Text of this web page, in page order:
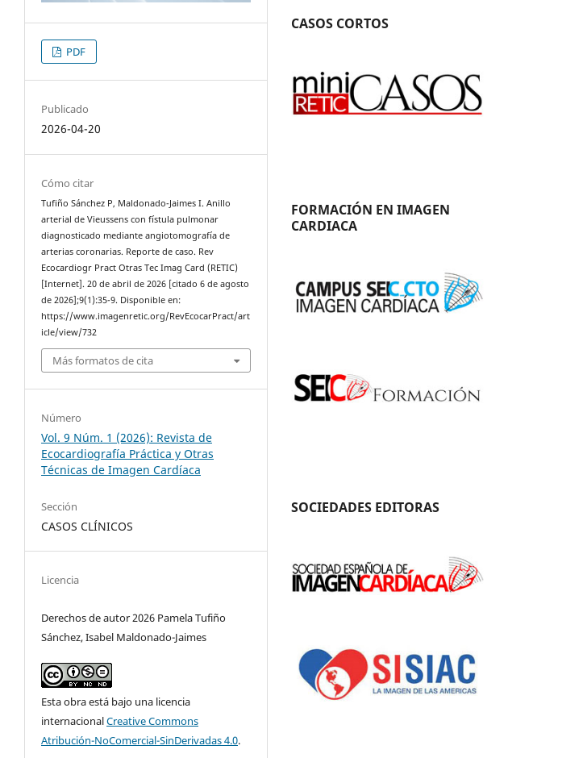
PDF
Publicado
2026-04-20
Cómo citar
Tufiño Sánchez P, Maldonado-Jaimes I. Anillo
arterial de Vieussens con fístula pulmonar
diagnosticado mediante angiotomografía de
arterias coronarias. Reporte de caso. Rev
Ecocardiogr Pract Otras Tec Imag Card (RETIC)
[Internet]. 20 de abril de 2026 [citado 6 de agosto
de 2026];9(1):35-9. Disponible en:
https://www.imagenretic.org/RevEcocarPract/art
icle/view/732
Más formatos de cita
Número
Vol. 9 Núm. 1 (2026): Revista de
Ecocardiografía Práctica y Otras
Técnicas de Imagen Cardíaca
Sección
CASOS CLÍNICOS
Licencia
Derechos de autor 2026 Pamela Tufiño
Sánchez, Isabel Maldonado-Jaimes
Esta obra está bajo una licencia
internacionalCreative Commons
Atribución-NoComercial-SinDerivadas 4.0.
CASOS CORTOS
FORMACIÓN EN IMAGEN
CARDIACA
SOCIEDADES EDITORAS